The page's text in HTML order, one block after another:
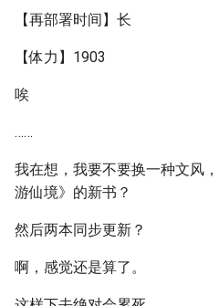
【再部署时间】长
【体力】1903
唉
……
我在想，我要不要换一种文风
游仙境》的新书？
然后两本同步更新？
啊，感觉还是算了。